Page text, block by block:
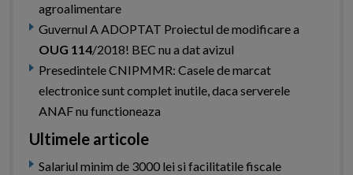
agroalimentare
Guvernul A ADOPTAT Proiectul de modificare a
OUG 114/2018! BEC nu a dat avizul
Presedintele CNIPMMR: Casele de marcat
electronice sunt complet inutile, daca serverele
ANAF nu functioneaza
Ultimele articole
Salariul minim de 3000 lei si facilitatile fiscale